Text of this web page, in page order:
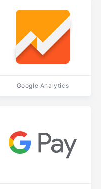
Google Analytics